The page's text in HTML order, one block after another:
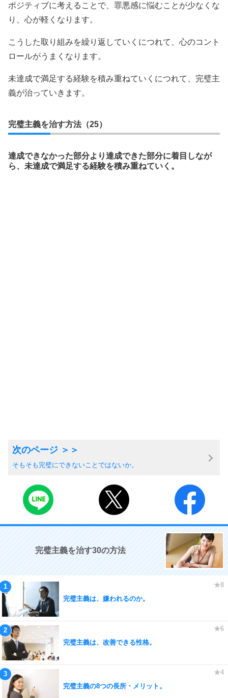
ポジティブに考えることで、罪悪感に悩むことが少なくな
り、心が軽くなります。
こうした取り組みを繰り返していくにつれて、心のコント
ロールがうまくなります。
未達成で満足する経験を積み重ねていくにつれて、完璧主
義が治っていきます。
完璧主義を治す方法（25）
達成できなかった部分より達成できた部分に着目しなが
ら、未達成で満足する経験を積み重ねていく。
そもそも完璧にできないことではないか。
完璧主義を治す30の方法
完璧主義は、嫌われるのか。
完璧主義は、改善できる性格。
完璧主義の8つの長所・メリット。